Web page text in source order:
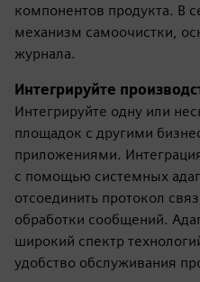
компонентов продукта. В
механизм самоочистки,
журнала.
Интегрируйте
Интегрируйте одну или
площадок с другими
приложениями.
с помощью системных
отсоединить протокол
обработки сообщений.
широкий спектр
удобство обслуживания